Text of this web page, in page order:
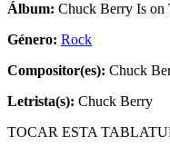
Álbum: Chuck Berry Is on
Género: Rock
Compositor(es): Chuck
Letrista(s): Chuck Berry
TOCAR ESTA